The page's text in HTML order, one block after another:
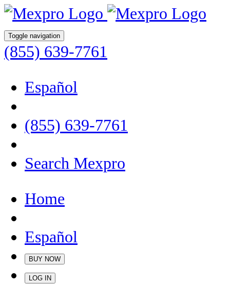
Toggle navigation
(855) 639-7761
Español
(855) 639-7761
Search Mexpro
Home
Español
BUY NOW
LOG IN